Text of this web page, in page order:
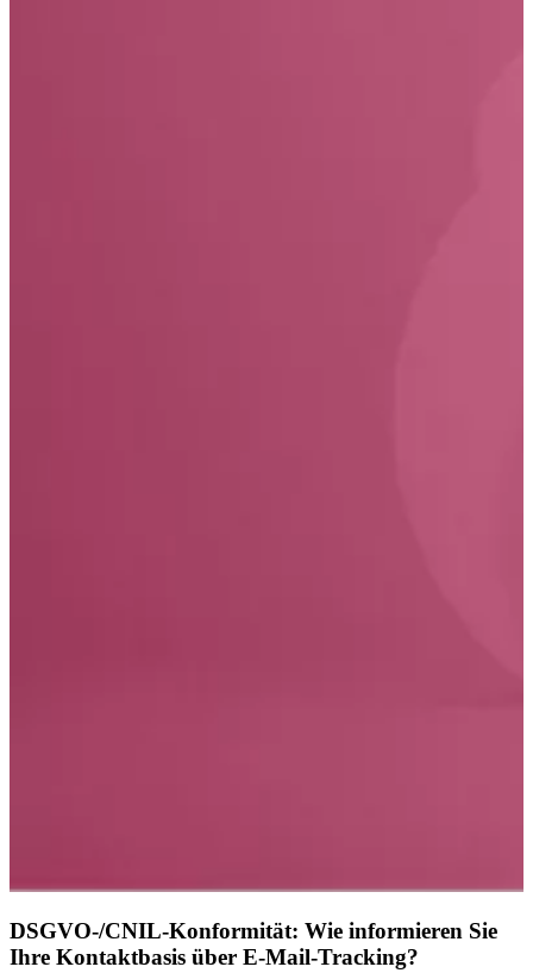
DSGVO-/CNIL-Konformität: Wie informieren Sie
Ihre Kontaktbasis über E-Mail-Tracking?